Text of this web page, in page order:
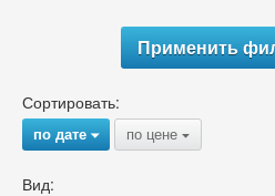
Сортировать:
по дате{ по цене {
Вид: